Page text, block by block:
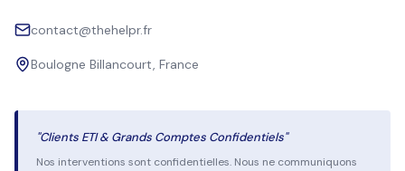
contact@thehelpr.fr
Boulogne Billancourt, France
"Clients ETI & Grands Comptes Confidentiels"
Nos interventions sont confidentielles. Nous ne communiquons